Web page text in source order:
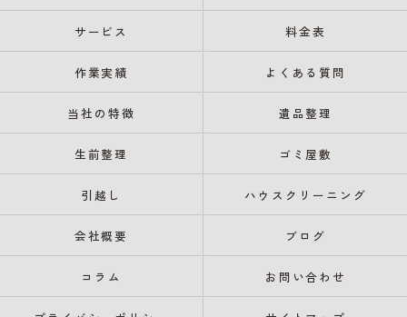
サービス 料金表
作業実績 よくある質問
当社の特徴 遺品整理
生前整理 ゴミ屋敷
引越し ハウスクリーニング
会社概要 ブログ
コラム お問い合わせ